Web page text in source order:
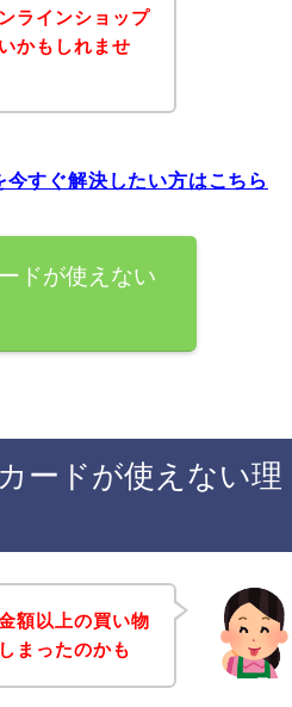
ラインショップ
かもしれませ
すぐ解決したい方はこちら
ドが使えない
ードが使えない理
額以上の買い物
まったのかも